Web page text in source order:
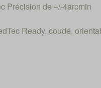
Précision de +/-4arcmin
Ready, coudé,